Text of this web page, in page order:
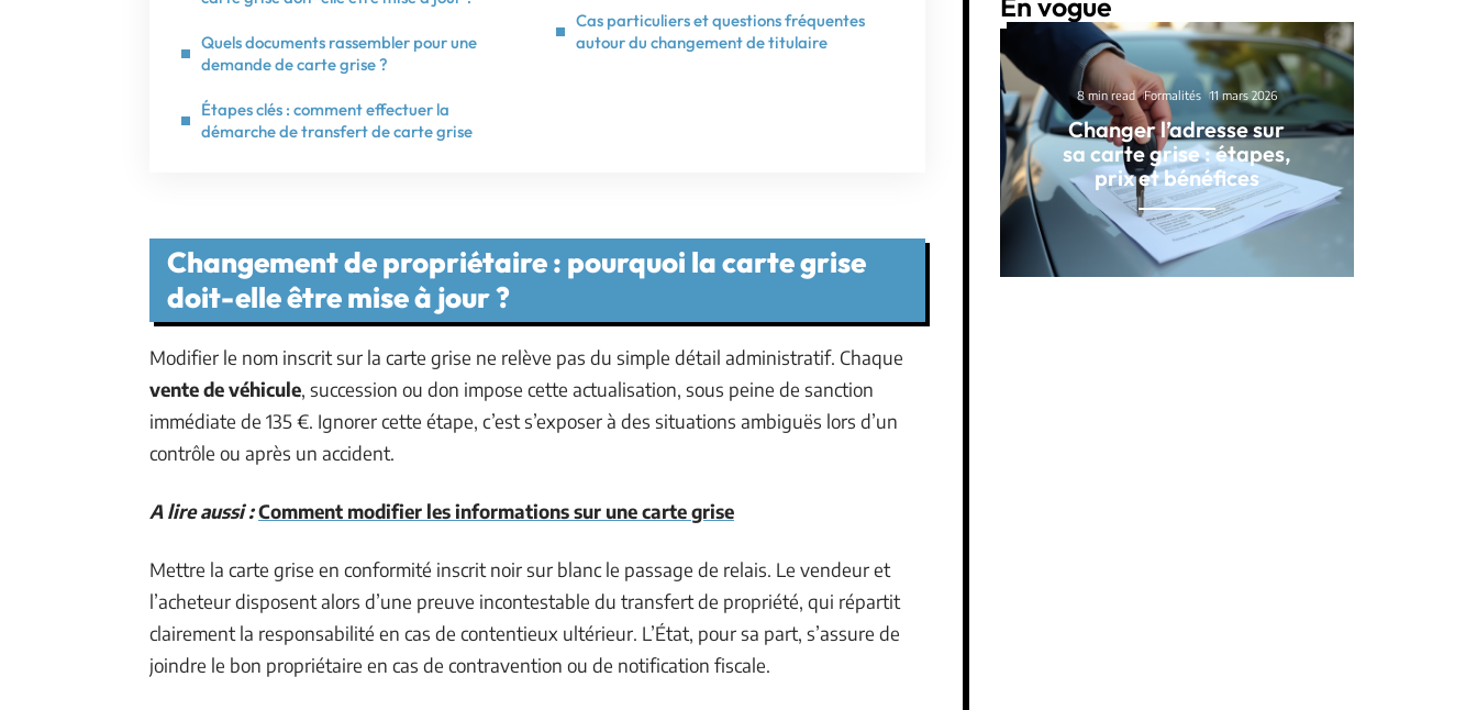
Quels documents rassembler pour une
demande de carte grise ?
Étapes clés : comment effectuer la
démarche de transfert de carte grise
Cas particuliers et questions fréquentes
autour du changement de titulaire
Changement de propriétaire : pourquoi la carte grise
doit-elle être mise à jour ?
Modifier le nom inscrit sur la carte grise ne relève pas du simple détail administratif. Chaque
vente de véhicule, succession ou don impose cette actualisation, sous peine de sanction
immédiate de 135 €. Ignorer cette étape, c’est s’exposer à des situations ambiguës lors d’un
contrôle ou après un accident.
A lire aussi :Comment modifier les informations sur une carte grise
Mettre la carte grise en conformité inscrit noir sur blanc le passage de relais. Le vendeur et
l’acheteur disposent alors d’une preuve incontestable du transfert de propriété, qui répartit
clairement la responsabilité en cas de contentieux ultérieur. L’État, pour sa part, s’assure de
joindre le bon propriétaire en cas de contravention ou de notification fiscale.
8 min read Formalités 11 mars 2026
Changer l’adresse sur
sa carte grise : étapes,
prix et bénéfices